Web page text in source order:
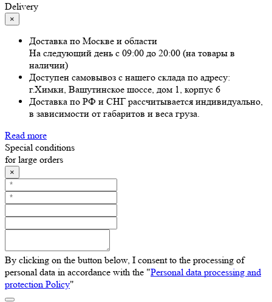
Delivery
×
Доставка по Москве и области
На следующий день с 09:00 до 20:00 (на товары в
наличии)
Доступен самовывоз с нашего склада по адресу:
г.Химки, Вашутинское шоссе, дом 1, корпус 6
Доставка по РФ и СНГ рассчитывается индивидуально,
в зависимости от габаритов и веса груза.
Read more
Special conditions
for large orders
×
By clicking on the button below, I consent to the processing of
personal data in accordance with the "Personal data processing and
protection Policy"